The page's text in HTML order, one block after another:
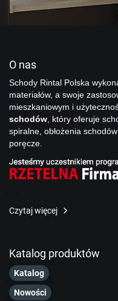
O nas
Schody Rintal Polska
materiałów, a swoje
mieszkaniowym i
schodów , który oferuje
spiralne, obłożenia
poręcze.
Czytaj więcej
Katalog produktów
Katalog
Nowości